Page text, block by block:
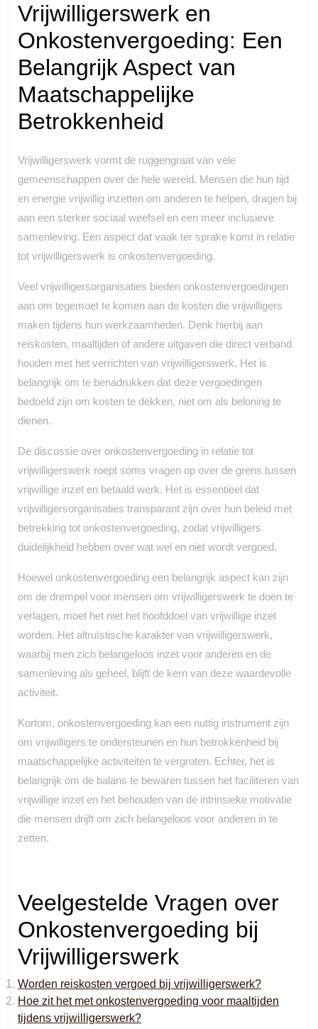
Vrijwilligerswerk en
Onkostenvergoeding: Een
Belangrijk Aspect van
Maatschappelijke
Betrokkenheid
Vrijwilligerswerk vormt de ruggengraat van vele
gemeenschappen over de hele wereld. Mensen die hun tijd
en energie vrijwillig inzetten om anderen te helpen, dragen bij
aan een sterker sociaal weefsel en een meer inclusieve
samenleving. Een aspect dat vaak ter sprake komt in relatie
tot vrijwilligerswerk is onkostenvergoeding.
Veel vrijwilligersorganisaties bieden onkostenvergoedingen
aan om tegemoet te komen aan de kosten die vrijwilligers
maken tijdens hun werkzaamheden. Denk hierbij aan
reiskosten, maaltijden of andere uitgaven die direct verband
houden met het verrichten van vrijwilligerswerk. Het is
belangrijk om te benadrukken dat deze vergoedingen
bedoeld zijn om kosten te dekken, niet om als beloning te
dienen.
De discussie over onkostenvergoeding in relatie tot
vrijwilligerswerk roept soms vragen op over de grens tussen
vrijwillige inzet en betaald werk. Het is essentieel dat
vrijwilligersorganisaties transparant zijn over hun beleid met
betrekking tot onkostenvergoeding, zodat vrijwilligers
duidelijkheid hebben over wat wel en niet wordt vergoed.
Hoewel onkostenvergoeding een belangrijk aspect kan zijn
om de drempel voor mensen om vrijwilligerswerk te doen te
verlagen, moet het niet het hoofddoel van vrijwillige inzet
worden. Het altruïstische karakter van vrijwilligerswerk,
waarbij men zich belangeloos inzet voor anderen en de
samenleving als geheel, blijft de kern van deze waardevolle
activiteit.
Kortom, onkostenvergoeding kan een nuttig instrument zijn
om vrijwilligers te ondersteunen en hun betrokkenheid bij
maatschappelijke activiteiten te vergroten. Echter, het is
belangrijk om de balans te bewaren tussen het faciliteren van
vrijwillige inzet en het behouden van de intrinsieke motivatie
die mensen drijft om zich belangeloos voor anderen in te
zetten.
Veelgestelde Vragen over
Onkostenvergoeding bij
Vrijwilligerswerk
Worden reiskosten vergoed bij vrijwilligerswerk?
Hoe zit het met onkostenvergoeding voor maaltijden
tijdens vrijwilligerswerk?